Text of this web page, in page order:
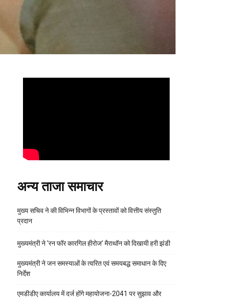
अन्य ताजा समाचार
मुख्य सचिव ने की विभिन्न विभागों के प्रस्तावों को वित्तीय संस्तुति
प्रदान
मुख्यमंत्री ने ‘रन फॉर कारगिल हीरोज’ मैराथॉन को दिखायी हरी झंडी
मुख्यमंत्री ने जन समस्याओं के त्वरित एवं समयबद्ध समाधान के दिए
निर्देश
एमडीडीए कार्यालय में दर्ज होंगे महायोजना-2041 पर सुझाव और